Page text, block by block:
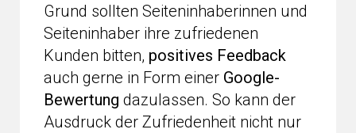
Grund sollten Seiteninhaberinnen und
Seiteninhaber ihre zufriedenen
Kunden bitten, positives Feedback
auch gerne in Form einer Google-
Bewertung dazulassen. So kann der
Ausdruck der Zufriedenheit nicht nur